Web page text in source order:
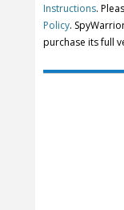
Instructions.
Policy.
purchase its full